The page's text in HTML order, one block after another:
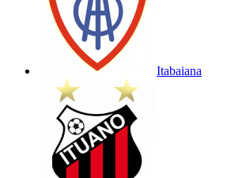
Itabaiana